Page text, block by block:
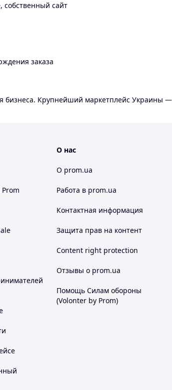
сайт
заказа
бизнеса. Крупнейший маркетплейс Украины
Prom
О нас
О prom.ua
Работа в prom.ua
Контактная информация
Защита прав на контент
Content right protection
Отзывы о prom.ua
Помощь Силам обороны
(Volonter by Prom)